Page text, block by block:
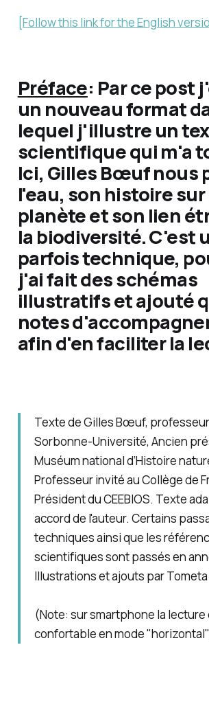
[Follow this link for the English
Préface: Par ce post
un nouveau format
lequel j'illustre un
scientifique qui m'a
Ici, Gilles Bœuf nous
l'eau, son histoire
planète et son lien
la biodiversité. C'est
parfois technique,
j'ai fait des schémas
illustratifs et ajouté
notes
afin d'en faciliter la
Texte de Gilles Bœuf,
Sorbonne-Université, Ancien
Muséum national d’Histoire
Professeur invité au Collège de
Président du CEEBIOS. Texte
accord de l'auteur. Certains
techniques ainsi que les
scientifiques sont passés en
Illustrations et ajouts par Tometa
(Note: sur smartphone la lecture
confortable en mode